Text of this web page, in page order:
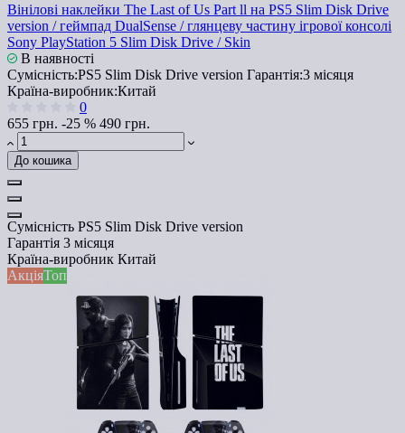
Вінілові наклейки The Last of Us Part ll на PS5 Slim Disk Drive
version / геймпад DualSense / глянцеву частину ігрової консолі
Sony PlayStation 5 Slim Disk Drive / Skin
В наявності
Сумісність:PS5 Slim Disk Drive version Гарантія:3 місяця
Країна-виробник:Китай
0
655 грн. -25 % 490 грн.
До кошика
Сумісність PS5 Slim Disk Drive version
Гарантія 3 місяця
Країна-виробник Китай
АкціяТоп